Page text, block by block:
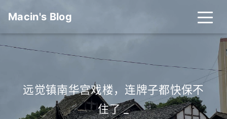
Macin's Blog
远觉镇南华宫戏楼，连牌子都快保不
住了_